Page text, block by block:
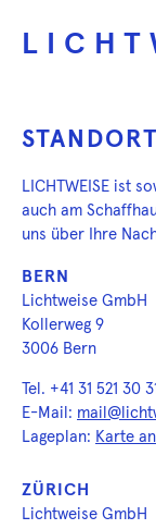
LICHTWEISE ist
auch am
uns über Ihre
BERN
Lichtweise GmbH
Kollerweg 9
3006 Bern
Tel. +41 31 521 30 31
E-Mail:
Lageplan: Karte
ZÜRICH
Lichtweise GmbH